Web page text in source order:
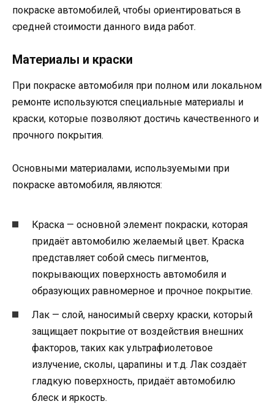
покраске автомобилей, чтобы ориентироваться в
средней стоимости данного вида работ.
Материалы и краски
При покраске автомобиля при полном или локальном
ремонте используются специальные материалы и
краски, которые позволяют достичь качественного и
прочного покрытия.
Основными материалами, используемыми при
покраске автомобиля, являются:
Краска — основной элемент покраски, которая
придаёт автомобилю желаемый цвет. Краска
представляет собой смесь пигментов,
покрывающих поверхность автомобиля и
образующих равномерное и прочное покрытие.
Лак — слой, наносимый сверху краски, который
защищает покрытие от воздействия внешних
факторов, таких как ультрафиолетовое
излучение, сколы, царапины и т.д. Лак создаёт
гладкую поверхность, придаёт автомобилю
блеск и яркость.